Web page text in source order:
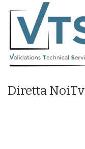
Diretta NoiTv